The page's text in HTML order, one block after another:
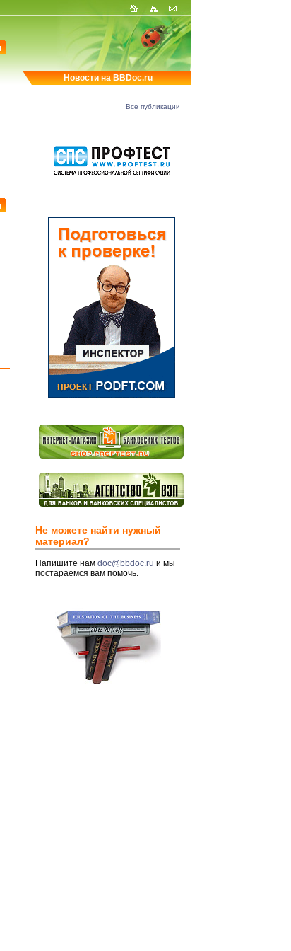
Новости на BBDoc.ru
Все публикации
Не можете найти нужный
материал?
Напишите нам doc@bbdoc.ru и мы
постараемся вам помочь.